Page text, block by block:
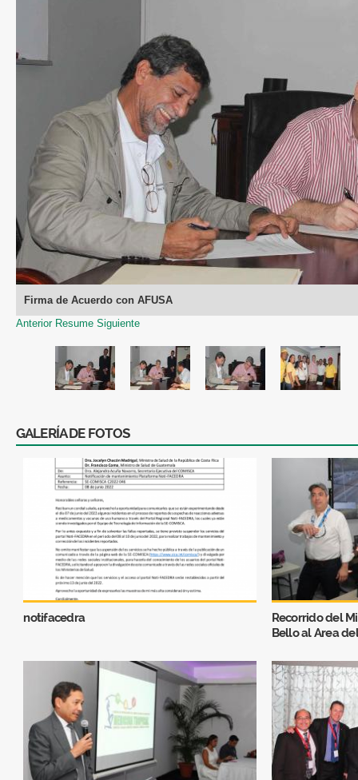
Firma de Acuerdo con AFUSA
Anterior Resume Siguiente
GALERÍA DE FOTOS
notifacedra
Recorrido del
Bello al Area